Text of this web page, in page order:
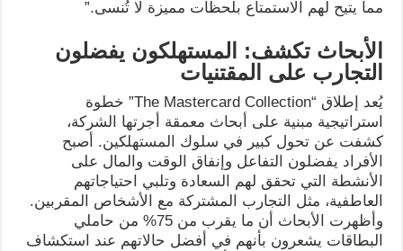
مما يتيح لهم الاستمتاع بلحظات مميزة لا تُنسى.”
الأبحاث تكشف: المستهلكون يفضلون
التجارب على المقتنيات
يُعد إطلاق “The Mastercard Collection” خطوة
استراتيجية مبنية على أبحاث معمقة أجرتها الشركة،
كشفت عن تحول كبير في سلوك المستهلكين. أصبح
الأفراد يفضلون التفاعل وإنفاق الوقت والمال على
الأنشطة التي تحقق لهم السعادة وتلبي احتياجاتهم
العاطفية، مثل التجارب المشتركة مع الأشخاص المقربين.
وأظهرت الأبحاث أن ما يقرب من 75% من حاملي
البطاقات يشعرون بأنهم في أفضل حالاتهم عند استكشاف